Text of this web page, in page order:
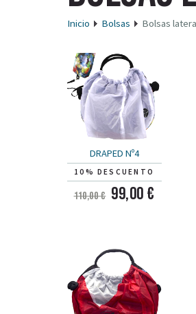
Inicio Bolsas Bolsas
DRAPED Nº4
10% DESCUENTO
110,00 € 99,00 €